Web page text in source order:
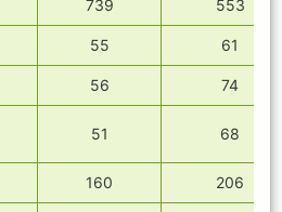
739 553
55 61
56 74
51 68
160 206